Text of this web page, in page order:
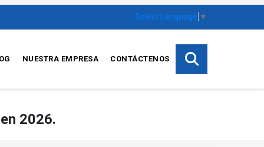
Select Language ▼
NUESTRA EMPRESA CONTÁCTENOS
2026.